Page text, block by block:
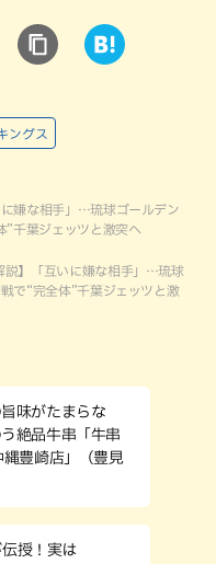
ングス
に嫌な相手」…琉球ゴールデン
”千葉ジェッツと激突へ
説】「互いに嫌な相手」…琉球
で“完全体”千葉ジェッツと激
味がたまらな
絶品牛串「牛串
縄豊崎店」（豊見
授！実は